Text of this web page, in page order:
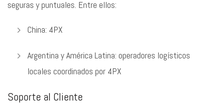
seguras y puntuales. Entre ellos:
China: 4PX
Argentina y América Latina: operadores logísticos
locales coordinados por 4PX
Soporte al Cliente